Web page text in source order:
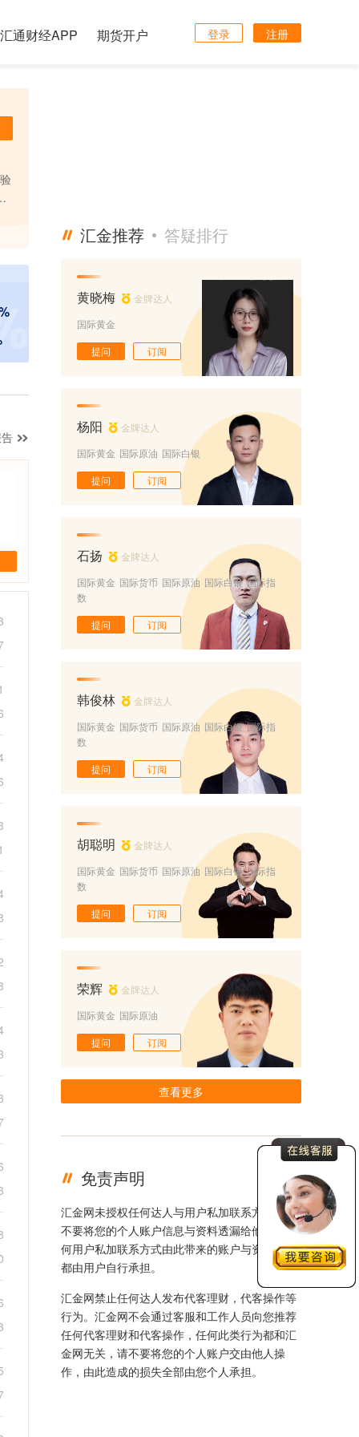
汇通财经APP 期货开户 登录 注册
汇金推荐 答疑排行
黄晓梅
金牌达人
国际黄金
提问
订阅
杨阳
金牌达人
国际黄金 国际原油 国际白银
提问
订阅
石扬
金牌达人
国际黄金 国际货币 国际原油 国际白银 国际指
数
提问
订阅
韩俊林
金牌达人
国际黄金 国际货币 国际原油 国际白银 国际指
数
提问
订阅
胡聪明
金牌达人
国际黄金 国际货币 国际原油 国际白银 国际指
数
提问
订阅
荣辉
金牌达人
国际黄金 国际原油
提问
订阅
查看更多
免责声明
汇金网未授权任何达人与用户私加联系方式，且
不要将您的个人账户信息与资料透漏给他人，任
何用户私加联系方式由此带来的账户与资金损失
都由用户自行承担。
汇金网禁止任何达人发布代客理财，代客操作等
行为。汇金网不会通过客服和工作人员向您推荐
任何代客理财和代客操作，任何此类行为都和汇
金网无关，请不要将您的个人账户交由他人操
作，由此造成的损失全部由您个人承担。